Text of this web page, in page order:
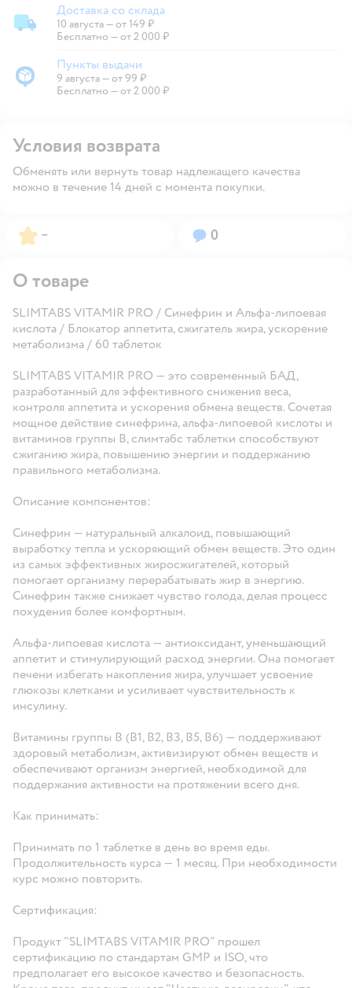
Доставка со склада
Доставка со склада
10 августа—от 149 ₽
Бесплатно — от 2 000 ₽
Пункты выдачи
Пункты выдачи
9 августа—от 99 ₽
Бесплатно — от 2 000 ₽
Условия возврата
Обменять или вернуть товар надлежащего качества
можно в течение 14 дней с момента покупки.
Рейтинг:
– Вопросов:
0
О товаре
SLIMTABS VITAMIR PRO / Синефрин и Альфа-липоевая
кислота / Блокатор аппетита, сжигатель жира, ускорение
метаболизма / 60 таблеток
SLIMTABS VITAMIR PRO — это современный БАД,
разработанный для эффективного снижения веса,
контроля аппетита и ускорения обмена веществ. Сочетая
мощное действие синефрина, альфа-липоевой кислоты и
витаминов группы В, слимтабс таблетки способствуют
сжиганию жира, повышению энергии и поддержанию
правильного метаболизма.
Описание компонентов:
Синефрин — натуральный алкалоид, повышающий
выработку тепла и ускоряющий обмен веществ. Это один
из самых эффективных жиросжигателей, который
помогает организму перерабатывать жир в энергию.
Синефрин также снижает чувство голода, делая процесс
похудения более комфортным.
Альфа-липоевая кислота — антиоксидант, уменьшающий
аппетит и стимулирующий расход энергии. Она помогает
печени избегать накопления жира, улучшает усвоение
глюкозы клетками и усиливает чувствительность к
инсулину.
Витамины группы В (В1, В2, В3, В5, В6) — поддерживают
здоровый метаболизм, активизируют обмен веществ и
обеспечивают организм энергией, необходимой для
поддержания активности на протяжении всего дня.
Как принимать:
Принимать по 1 таблетке в день во время еды.
Продолжительность курса — 1 месяц. При необходимости
курс можно повторить.
Сертификация:
Продукт "SLIMTABS VITAMIR PRO" прошел
сертификацию по стандартам GMP и ISO, что
предполагает его высокое качество и безопасность.